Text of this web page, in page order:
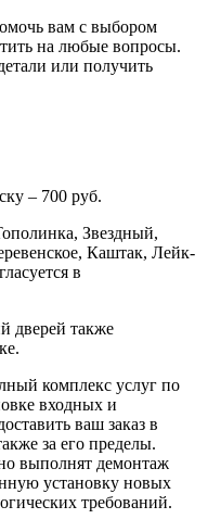
вам с выбором
на любые вопросы.
или получить
– 700 руб.
Звездный,
Каштак, Лейк-
в
дверей также
комплекс услуг по
входных и
ваш заказ в
за его пределы.
выполнят демонтаж
установку новых
требований.